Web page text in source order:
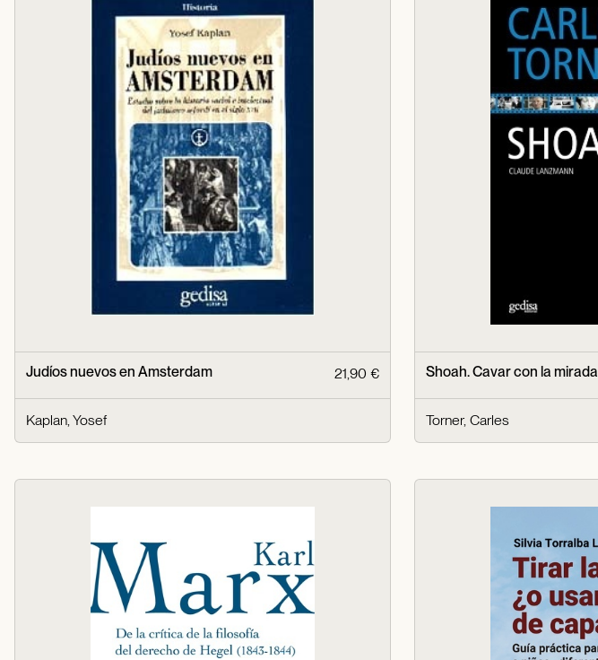
Judíos nuevos en Amsterdam 21,90 €
Kaplan, Yosef
Shoah. Cavar con la mirada
Torner, Carles